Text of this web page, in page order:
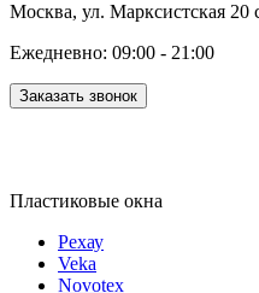
Москва, ул. Марксистская 20
Ежедневно: 09:00 - 21:00
Заказать звонок
Пластиковые окна
Рехау
Veka
Novotex